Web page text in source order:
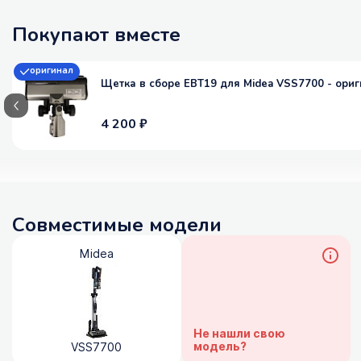
Покупают вместе
Щетка в сборе EBT19 для Midea VSS7700 -
оригинал
4 200 ₽
Совместимые модели
Midea
VSS7700
Не нашли свою
модель?